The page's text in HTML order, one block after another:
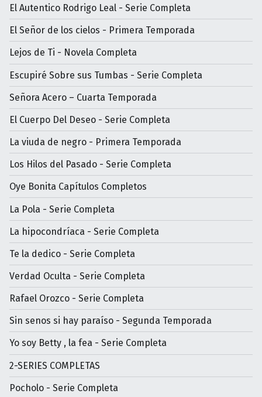
El Autentico Rodrigo Leal - Serie Completa
El Señor de los cielos - Primera Temporada
Lejos de Ti - Novela Completa
Escupiré Sobre sus Tumbas - Serie Completa
Señora Acero – Cuarta Temporada
El Cuerpo Del Deseo - Serie Completa
La viuda de negro - Primera Temporada
Los Hilos del Pasado - Serie Completa
Oye Bonita Capítulos Completos
La Pola - Serie Completa
La hipocondríaca - Serie Completa
Te la dedico - Serie Completa
Verdad Oculta - Serie Completa
Rafael Orozco - Serie Completa
Sin senos si hay paraíso - Segunda Temporada
Yo soy Betty , la fea - Serie Completa
2-SERIES COMPLETAS
Pocholo - Serie Completa